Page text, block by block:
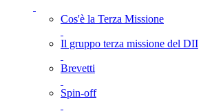
Cos'è la Terza Missione
Il gruppo terza missione del DII
Brevetti
Spin-off